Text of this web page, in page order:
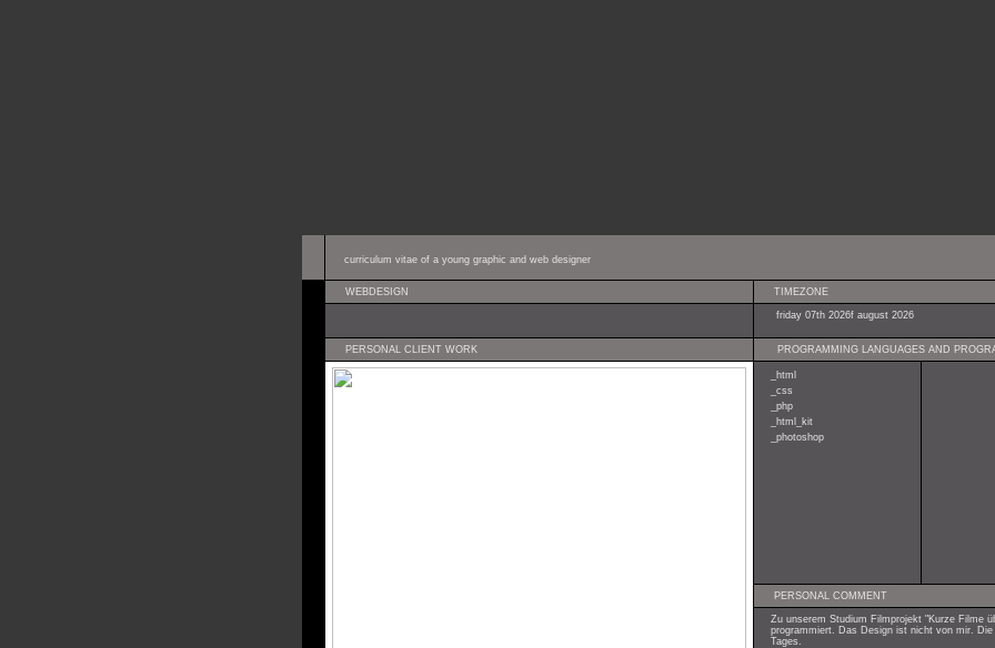
curriculum vitae of a young graphic and web designer
WEBDESIGN TIMEZONE
friday 07th 2026f august 2026
PERSONAL CLIENT WORK PROGRAMMING LANGUAGES AND
_html
_css
_php
_html_kit
_photoshop
PERSONAL COMMENT
Zu unserem Studium Filmprojekt "Kurze Filme
programmiert. Das Design ist nicht von mir.
Tages.